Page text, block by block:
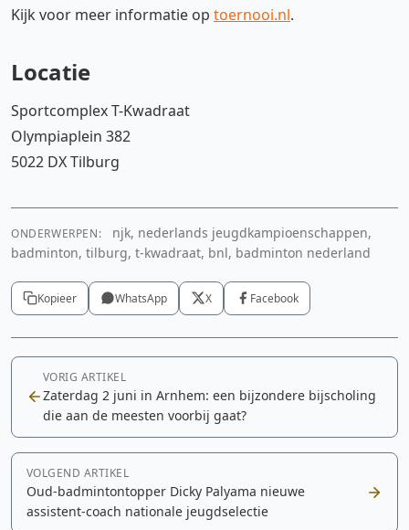
Kijk voor meer informatie op toernooi.nl.
Locatie
Sportcomplex T-Kwadraat
Olympiaplein 382
5022 DX Tilburg
ONDERWERPEN:
njk, nederlands jeugdkampioenschappen,
badminton, tilburg, t-kwadraat, bnl, badminton nederland
Kopieer WhatsApp X Facebook
VORIG ARTIKEL
Zaterdag 2 juni in Arnhem: een bijzondere bijscholing
die aan de meesten voorbij gaat?
VOLGEND ARTIKEL
Oud-badmintontopper Dicky Palyama nieuwe
assistent-coach nationale jeugdselectie